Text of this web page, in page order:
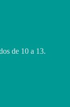
de 10 a 13.